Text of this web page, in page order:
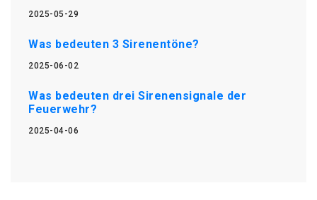
2025-05-29
Was bedeuten 3 Sirenentöne?
2025-06-02
Was bedeuten drei Sirenensignale der
Feuerwehr?
2025-04-06